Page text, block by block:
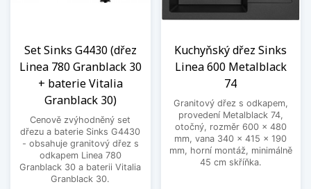
Set Sinks G4430 (dřez
Linea 780 Granblack 30
+ baterie Vitalia
Granblack 30)
Cenově zvýhodněný set
dřezu a baterie Sinks G4430
- obsahuje granitový dřez s
odkapem Linea 780
Granblack 30 a baterii Vitalia
Granblack 30.
Kuchyňský dřez Sinks
Linea 600 Metalblack
74
Granitový dřez s odkapem,
provedení Metalblack 74,
otočný, rozměr 600 x 480
mm, vana 340 x 415 x 190
mm, horní montáž, minimálně
45 cm skříňka.